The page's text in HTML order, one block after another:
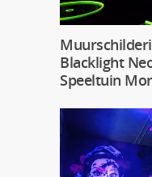
Blacklight
Speeltuin